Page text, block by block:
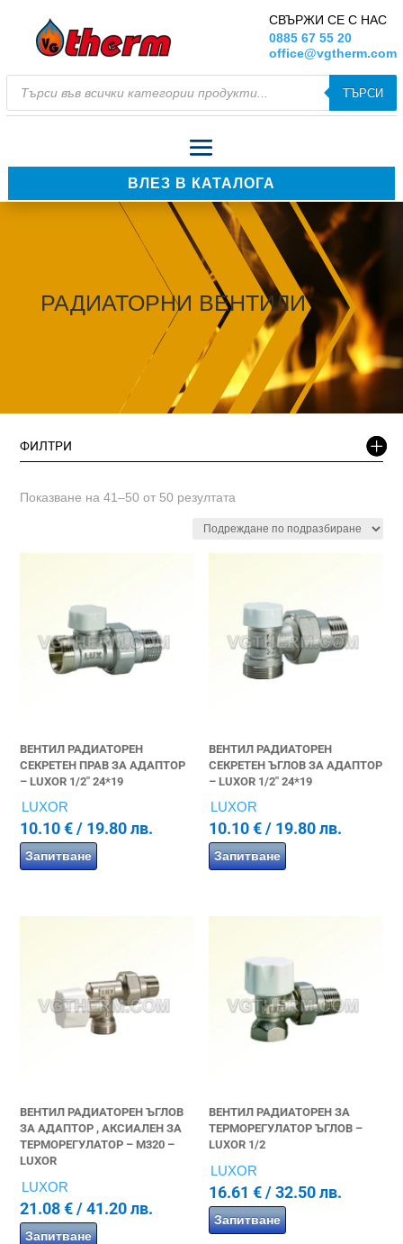
СВЪРЖИ СЕ С НАС
0885 67 55 20
office@vgtherm.com
Products
search
ТЪРСИ
ВЛЕЗ В КАТАЛОГА
РАДИАТОРНИ ВЕНТИЛИ
ФИЛТРИ
Показване на 41–50 от 50 резултата
ВЕНТИЛ РАДИАТОРЕН
СЕКРЕТЕН ПРАВ ЗА АДАПТОР
– LUXOR 1/2″ 24*19
LUXOR
10.10€ / 19.80 лв.
Запитване
ВЕНТИЛ РАДИАТОРЕН
СЕКРЕТЕН ЪГЛОВ ЗА АДАПТОР
– LUXOR 1/2″ 24*19
LUXOR
10.10€/ 19.80 лв.
Запитване
ВЕНТИЛ РАДИАТОРЕН ЪГЛОВ
ЗА АДАПТОР , АКСИАЛЕН ЗА
ТЕРМОРЕГУЛАТОР – M320 –
LUXOR
LUXOR
21.08€ / 41.20 лв.
Запитване
ВЕНТИЛ РАДИАТОРЕН ЗА
ТЕРМОРЕГУЛАТОР ЪГЛОВ –
LUXOR 1/2
LUXOR
16.61€/ 32.50 лв.
Запитване